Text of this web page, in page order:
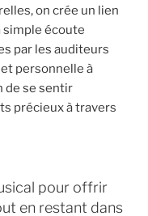
on crée un lien
écoute
par les auditeurs
personnelle à
de se sentir
précieux à travers
pour offrir
en restant dans